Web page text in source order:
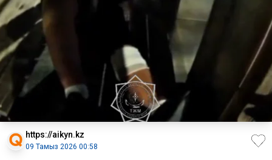
https://aikyn.kz
09 Тамыз 2026 00:58